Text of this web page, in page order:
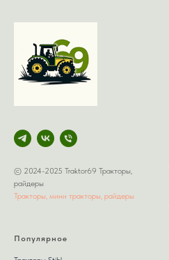
© 2024-2025 Traktor69 Тракторы,
райдеры
Тракторы, мини тракторы, райдеры
Популярное